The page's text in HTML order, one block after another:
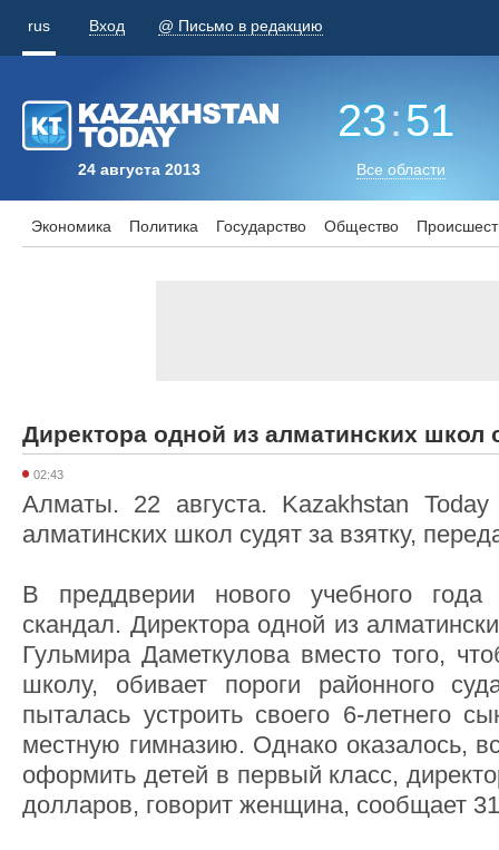
rus Вход @ Письмо в редакцию
24 августа 2013
23:51
Все области
Экономика Политика Государство Общество
Директора одной из алматинских школ
02:43
Алматы. 22 августа. Kazakhstan
алматинских школ судят за взятку,
В преддверии нового учебного года
скандал. Директора одной из
Гульмира Даметкулова вместо того,
школу, обивает пороги районного
пыталась устроить своего 6-летнего
местную гимназию. Однако оказалось,
оформить детей в первый класс,
долларов, говорит женщина, сообщает